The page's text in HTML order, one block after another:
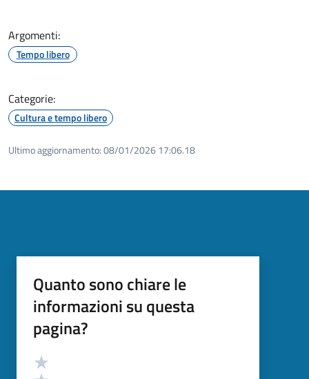
Argomenti:
Tempo libero
Categorie:
Cultura e tempo libero
Ultimo aggiornamento:08/01/2026 17:06.18
Quanto sono chiare le
informazioni su questa
pagina?
Valutazione